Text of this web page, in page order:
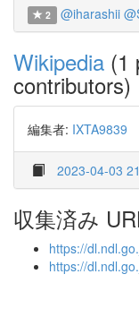
2 @iharashii
Wikipedia (1
contributors)
編集者: IXTA9839
2023-04-03
収集済み
https://
https://